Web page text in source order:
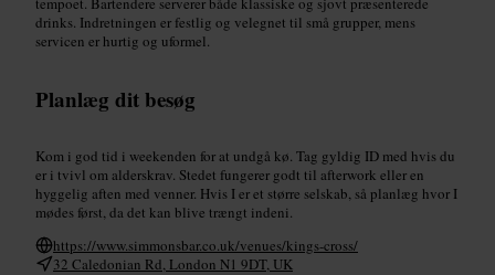
drinks. Indretningen er festlig og velegnet til små grupper, mens
servicen er hurtig og uformel.
Planlæg dit besøg
Kom i god tid i weekenden for at undgå kø. Tag gyldig ID med hvis du
er i tvivl om alderskrav. Stedet fungerer godt til afterwork eller en
hyggelig aften med venner. Hvis I er et større selskab, så planlæg hvor I
mødes først, da det kan blive trængt indeni.
https://www.simmonsbar.co.uk/venues/kings-cross/
32 Caledonian Rd, London N1 9DT, UK